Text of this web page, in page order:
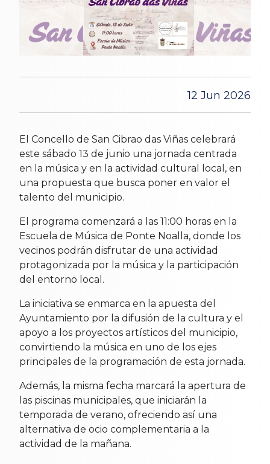
12 Jun 2026
El Concello de San Cibrao das Viñas celebrará
este sábado 13 de junio una jornada centrada
en la música y en la actividad cultural local, en
una propuesta que busca poner en valor el
talento del municipio.
El programa comenzará a las 11:00 horas en la
Escuela de Música de Ponte Noalla, donde los
vecinos podrán disfrutar de una actividad
protagonizada por la música y la participación
del entorno local.
La iniciativa se enmarca en la apuesta del
Ayuntamiento por la difusión de la cultura y el
apoyo a los proyectos artísticos del municipio,
convirtiendo la música en uno de los ejes
principales de la programación de esta jornada.
Además, la misma fecha marcará la apertura de
las piscinas municipales, que iniciarán la
temporada de verano, ofreciendo así una
alternativa de ocio complementaria a la
actividad de la mañana.